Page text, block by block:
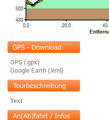
GPS (.gpx)
Google Earth (.kml)
Text